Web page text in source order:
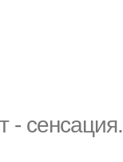
- сенсация.